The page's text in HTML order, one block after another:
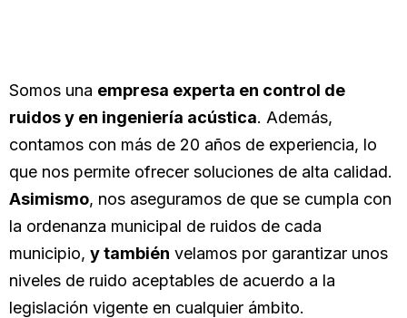
Somos una empresa experta en control de
ruidos y en ingeniería acústica. Además,
contamos con más de 20 años de experiencia, lo
que nos permite ofrecer soluciones de alta calidad.
Asimismo, nos aseguramos de que se cumpla con
la ordenanza municipal de ruidos de cada
municipio, y también velamos por garantizar unos
niveles de ruido aceptables de acuerdo a la
legislación vigente en cualquier ámbito.